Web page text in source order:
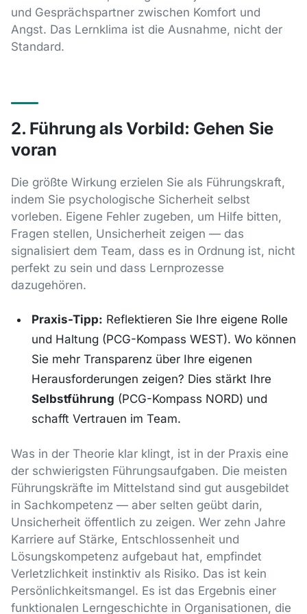
und Gesprächspartner zwischen Komfort und
Angst. Das Lernklima ist die Ausnahme, nicht der
Standard.
2. Führung als Vorbild: Gehen Sie
voran
Die größte Wirkung erzielen Sie als Führungskraft,
indem Sie psychologische Sicherheit selbst
vorleben. Eigene Fehler zugeben, um Hilfe bitten,
Fragen stellen, Unsicherheit zeigen — das
signalisiert dem Team, dass es in Ordnung ist, nicht
perfekt zu sein und dass Lernprozesse
dazugehören.
Praxis-Tipp: Reflektieren Sie Ihre eigene Rolle
und Haltung (PCG-Kompass WEST). Wo können
Sie mehr Transparenz über Ihre eigenen
Herausforderungen zeigen? Dies stärkt Ihre
Selbstführung (PCG-Kompass NORD) und
schafft Vertrauen im Team.
Was in der Theorie klar klingt, ist in der Praxis eine
der schwierigsten Führungsaufgaben. Die meisten
Führungskräfte im Mittelstand sind gut ausgebildet
in Sachkompetenz — aber selten geübt darin,
Unsicherheit öffentlich zu zeigen. Wer zehn Jahre
Karriere auf Stärke, Entschlossenheit und
Lösungskompetenz aufgebaut hat, empfindet
Verletzlichkeit instinktiv als Risiko. Das ist kein
Persönlichkeitsmangel. Es ist das Ergebnis einer
funktionalen Lerngeschichte in Organisationen, die